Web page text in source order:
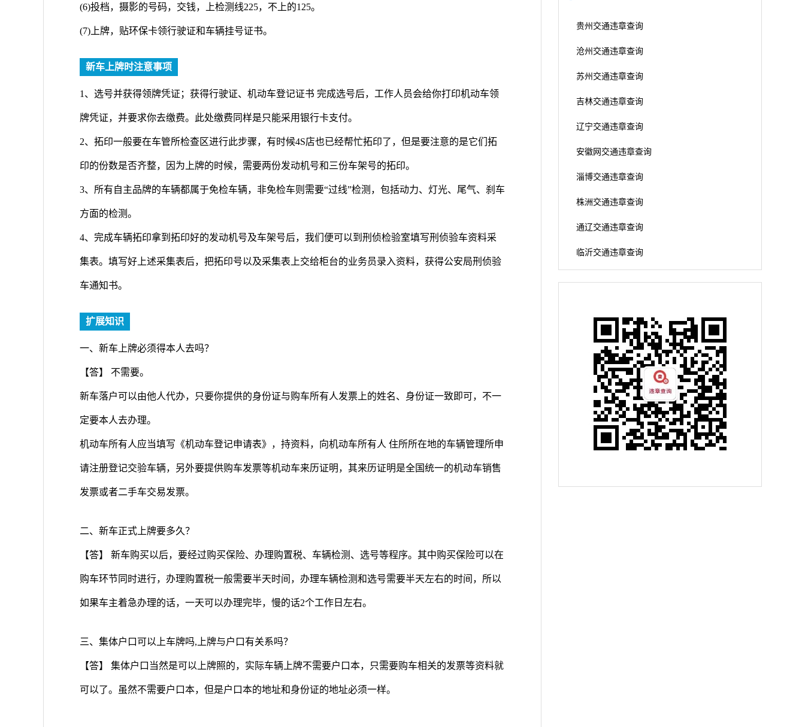
(6)投档，摄影的号码，交钱，上检测线225，不上的125。
(7)上牌，贴环保卡领行驶证和车辆挂号证书。
新车上牌时注意事项
1、选号并获得领牌凭证；获得行驶证、机动车登记证书 完成选号后，工作人员会给你打印机动车领
牌凭证，并要求你去缴费。此处缴费同样是只能采用银行卡支付。
2、拓印一般要在车管所检查区进行此步骤，有时候4S店也已经帮忙拓印了，但是要注意的是它们拓
印的份数是否齐整，因为上牌的时候，需要两份发动机号和三份车架号的拓印。
3、所有自主品牌的车辆都属于免检车辆，非免检车则需要“过线”检测，包括动力、灯光、尾气、刹车
方面的检测。
4、完成车辆拓印拿到拓印好的发动机号及车架号后，我们便可以到刑侦检验室填写刑侦验车资料采
集表。填写好上述采集表后，把拓印号以及采集表上交给柜台的业务员录入资料，获得公安局刑侦验
车通知书。
扩展知识
一、新车上牌必须得本人去吗？
【答】 不需要。
新车落户可以由他人代办，只要你提供的身份证与购车所有人发票上的姓名、身份证一致即可，不一
定要本人去办理。
机动车所有人应当填写《机动车登记申请表》，持资料，向机动车所有人 住所所在地的车辆管理所申
请注册登记交验车辆，另外要提供购车发票等机动车来历证明，其来历证明是全国统一的机动车销售
发票或者二手车交易发票。
二、新车正式上牌要多久？
【答】 新车购买以后，要经过购买保险、办理购置税、车辆检测、选号等程序。其中购买保险可以在
购车环节同时进行，办理购置税一般需要半天时间，办理车辆检测和选号需要半天左右的时间，所以
如果车主着急办理的话，一天可以办理完毕，慢的话2个工作日左右。
三、集体户口可以上车牌吗,上牌与户口有关系吗？
【答】 集体户口当然是可以上牌照的，实际车辆上牌不需要户口本，只需要购车相关的发票等资料就
可以了。虽然不需要户口本，但是户口本的地址和身份证的地址必须一样。
贵州交通违章查询
沧州交通违章查询
苏州交通违章查询
吉林交通违章查询
辽宁交通违章查询
安徽网交通违章查询
淄博交通违章查询
株洲交通违章查询
通辽交通违章查询
临沂交通违章查询